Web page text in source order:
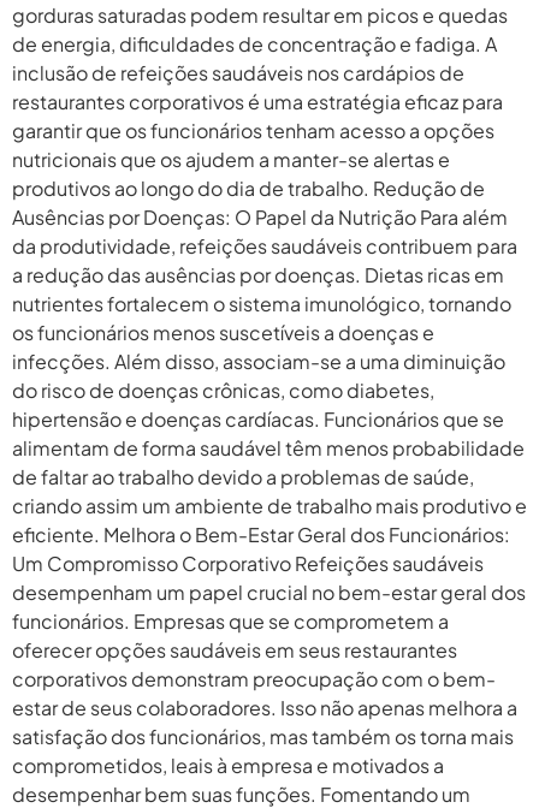
gorduras saturadas podem resultar em picos e quedas
de energia, dificuldades de concentração e fadiga. A
inclusão de refeições saudáveis nos cardápios de
restaurantes corporativos é uma estratégia eficaz para
garantir que os funcionários tenham acesso a opções
nutricionais que os ajudem a manter-se alertas e
produtivos ao longo do dia de trabalho. Redução de
Ausências por Doenças: O Papel da Nutrição Para além
da produtividade, refeições saudáveis contribuem para
a redução das ausências por doenças. Dietas ricas em
nutrientes fortalecem o sistema imunológico, tornando
os funcionários menos suscetíveis a doenças e
infecções. Além disso, associam-se a uma diminuição
do risco de doenças crônicas, como diabetes,
hipertensão e doenças cardíacas. Funcionários que se
alimentam de forma saudável têm menos probabilidade
de faltar ao trabalho devido a problemas de saúde,
criando assim um ambiente de trabalho mais produtivo e
eficiente. Melhora o Bem-Estar Geral dos Funcionários:
Um Compromisso Corporativo Refeições saudáveis
desempenham um papel crucial no bem-estar geral dos
funcionários. Empresas que se comprometem a
oferecer opções saudáveis em seus restaurantes
corporativos demonstram preocupação com o bem-
estar de seus colaboradores. Isso não apenas melhora a
satisfação dos funcionários, mas também os torna mais
comprometidos, leais à empresa e motivados a
desempenhar bem suas funções. Fomentando um